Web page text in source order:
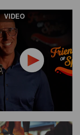
VIDEO